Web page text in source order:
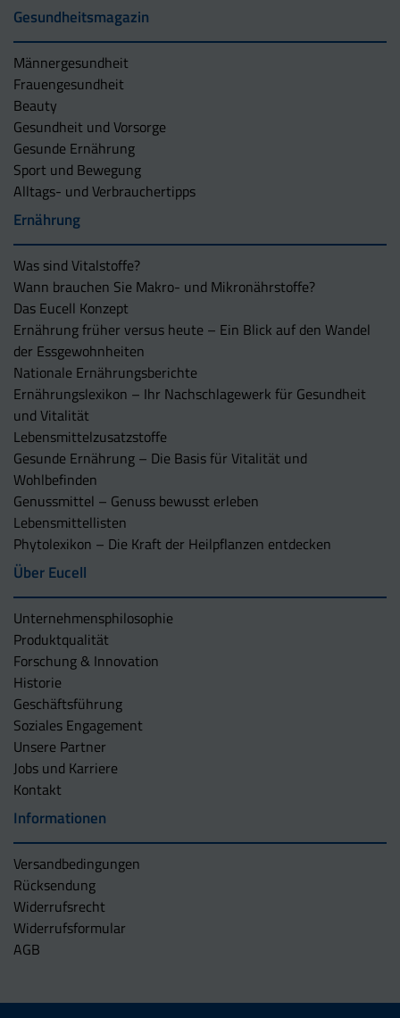
Gesundheitsmagazin
Männergesundheit
Frauengesundheit
Beauty
Gesundheit und Vorsorge
Gesunde Ernährung
Sport und Bewegung
Alltags- und Verbrauchertipps
Ernährung
Was sind Vitalstoffe?
Wann brauchen Sie Makro- und Mikronährstoffe?
Das Eucell Konzept
Ernährung früher versus heute – Ein Blick auf den Wandel
der Essgewohnheiten
Nationale Ernährungsberichte
Ernährungslexikon – Ihr Nachschlagewerk für Gesundheit
und Vitalität
Lebensmittelzusatzstoffe
Gesunde Ernährung – Die Basis für Vitalität und
Wohlbefinden
Genussmittel – Genuss bewusst erleben
Lebensmittellisten
Phytolexikon – Die Kraft der Heilpflanzen entdecken
Über Eucell
Unternehmens­philosophie
Produktqualität
Forschung & Innovation
Historie
Geschäftsführung
Soziales Engagement
Unsere Partner
Jobs und Karriere
Kontakt
Informationen
Versandbedingungen
Rücksendung
Widerrufsrecht
Widerrufsformular
AGB